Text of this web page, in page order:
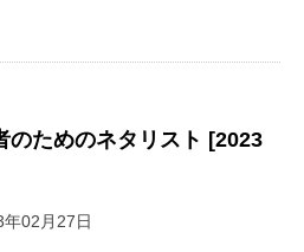
のためのネタリスト [2023
年02月27日